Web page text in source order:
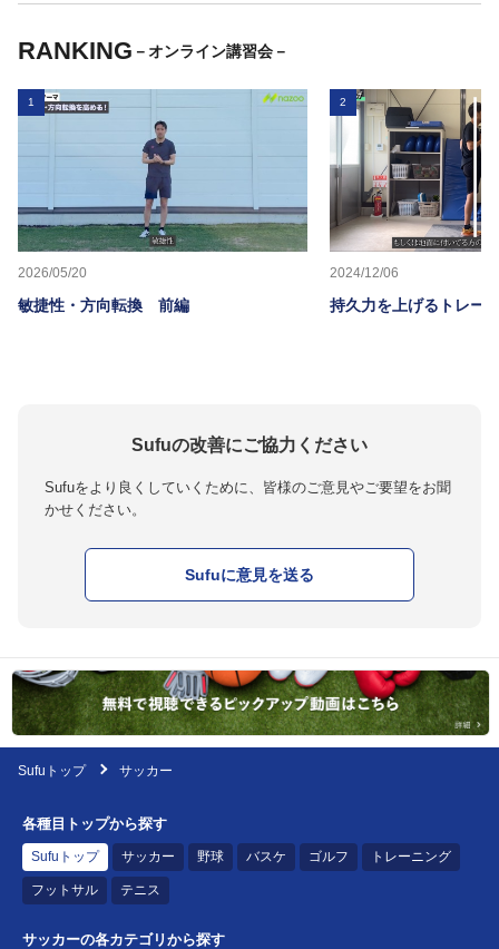
RANKING －オンライン講習会－
1
2026/05/20
敏捷性・方向転換 前編
2
2024/12/06
持久力を上げるトレー
Sufuの改善にご協力ください
Sufuをより良くしていくために、皆様のご意見やご要望をお聞
かせください。
Sufuに意見を送る
Sufuトップ サッカー
各種目トップから探す
Sufuトップ サッカー 野球 バスケ ゴルフ トレーニング
フットサル テニス
サッカーの各カテゴリから探す